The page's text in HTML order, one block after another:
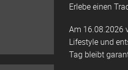
Erlebe einen
Am 16.08.2026
Lifestyle und
Tag bleibt